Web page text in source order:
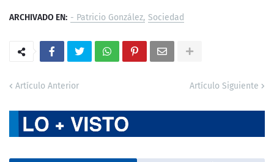
ARCHIVADO EN: - Patricio González Sociedad
Artículo Anterior Artículo Siguiente